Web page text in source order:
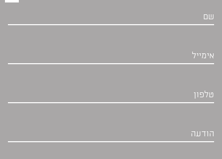
שם
אימייל
טלפון
הודעה